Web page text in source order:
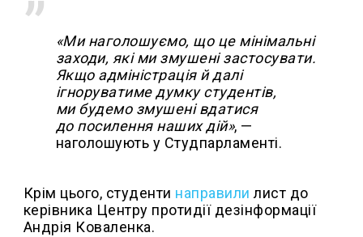
«Ми наголошуємо, що це мінімальні
заходи, які ми змушені застосувати.
Якщо адміністрація й далі
ігноруватиме думку студентів,
ми будемо змушені вдатися
до посилення наших дій», —
наголошують у Студпарламенті.
Крім цього, студенти направили лист до
керівника Центру протидії дезінформації
Андрія Коваленка.